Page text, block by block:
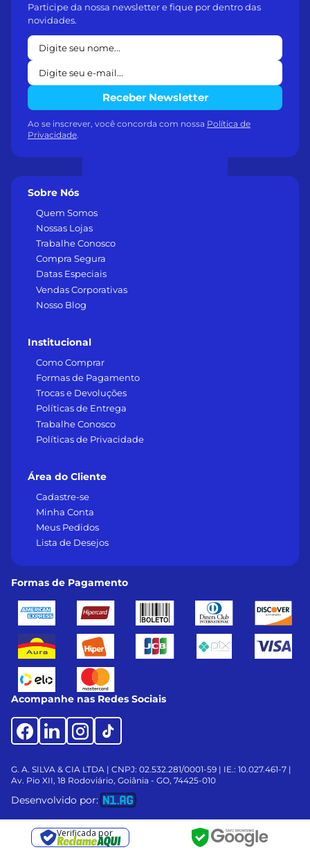
Sobre Nós
Quem Somos
Nossas Lojas
Trabalhe Conosco
Compra Segura
Datas Especiais
Vendas Corporativas
Nosso Blog
Institucional
Como Comprar
Formas de Pagamento
Trocas e Devoluções
Políticas de Entrega
Trabalhe Conosco
Políticas de Privacidade
Área do Cliente
Cadastre-se
Minha Conta
Meus Pedidos
Lista de Desejos
Participe da nossa newsletter e fique por dentro das
novidades.
Receber Newsletter
Ao se inscrever, você concorda com nossa Política de
Privacidade
Formas de Pagamento
Acompanhe nas Redes Sociais
G. A. SILVA & CIA LTDA | CNPJ: 02.532.281/0001-59 | IE.: 10.027.461-7 |
Av. Pio XII, 18 Rodoviário, Goiânia - GO, 74425-010
Desenvolvido por:
Verificada por